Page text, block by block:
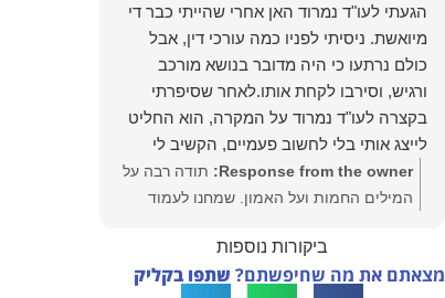
הגעתי לעו"ד נמרוד האן אחרי שהייתי כבר די
מיואשת. ניסיתי לפניו כמה עורכי דין, אבל
כולם נרתעו כי היה מדובר בנושא מורכב
ורגיש, וסירבו לקחת אותו.לאחר שסיפרתי
בקצרה לעו"ד נמרוד על המקרה, הוא החליט
לייצג אותי בלי לחשוב פעמיים, הקשיב לי
ולקח את התיק שלי פרו בונו מכל הלב.
Response from the owner:
תודה רבה על
המילים החמות ועל האמון. שמחנו לעמוד
המון הצלחה בהמשך. תמיד כאן בשבילך.
בברכה, משרד עו"ד שמעון האן ונוטריון
ביקורות נוספות
מצאתם את מה שחיפשתם? שתפו בקליק